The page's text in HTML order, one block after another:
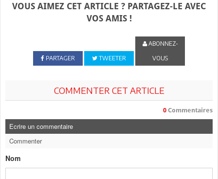
VOUS AIMEZ CET ARTICLE ? PARTAGEZ-LE AVEC
VOS AMIS !
PARTAGER TWEETER
ABONNEZ-
VOUS
COMMENTER CET ARTICLE
0 Commentaires
Ecrire un commentaire
Commenter
Nom